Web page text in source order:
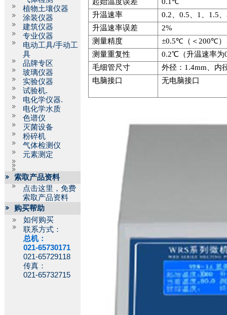
植物土壤仪器
涂装仪器
建筑仪器
专业仪器
电动工具/手动工
具
品牌专区
玻璃仪器
实验仪器
试验机.
电化学仪器.
电化学水质
色谱仪
灭菌设备
粉碎机
气体检测仪
元素测定
索取产品资料
点击这里，免费
索取产品资料
购买帮助
如何购买
联系方式：
总机：
021-65730171
021-65729118
传真：
021-65732715
升温速率
0.2 、0.5 1 1.5
升温速率误差
2%
测量精度
±0.5℃（＜ 200℃）
测量重复性
0.2℃（升温速率为
毛细管尺寸
外径： 1.4mm 、内
电脑接口
无电脑接口